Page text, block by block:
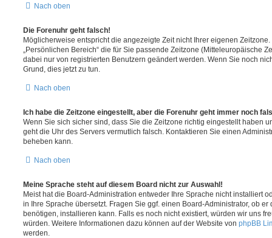
Nach oben
Die Forenuhr geht falsch!
Möglicherweise entspricht die angezeigte Zeit nicht Ihrer eigenen
„Persönlichen Bereich“ die für Sie passende Zeitzone (Mitteleuropäische
dabei nur von registrierten Benutzern geändert werden. Wenn Sie noch
Grund, dies jetzt zu tun.
Nach oben
Ich habe die Zeitzone eingestellt, aber die Forenuhr geht immer noch
Wenn Sie sich sicher sind, dass Sie die Zeitzone richtig eingestellt haben
geht die Uhr des Servers vermutlich falsch. Kontaktieren Sie einen
beheben kann.
Nach oben
Meine Sprache steht auf diesem Board nicht zur Auswahl!
Meist hat die Board-Administration entweder Ihre Sprache nicht installiert
in Ihre Sprache übersetzt. Fragen Sie ggf. einen Board-Administrator, ob er
benötigen, installieren kann. Falls es noch nicht existiert, würden wir uns
würden. Weitere Informationen dazu können auf der Website von phpBB
werden.